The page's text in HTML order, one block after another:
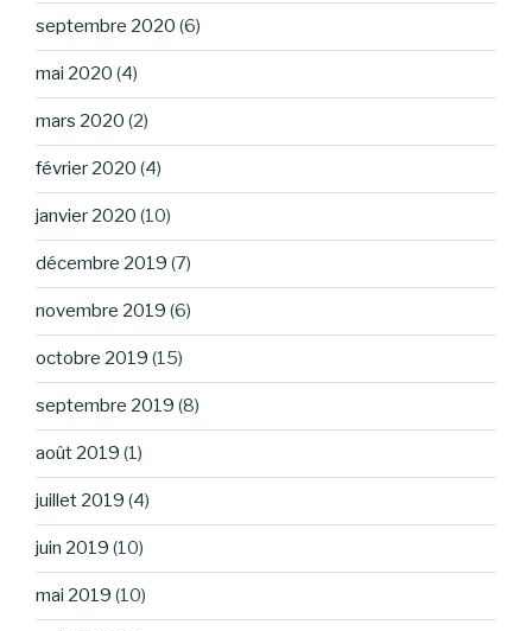
septembre 2020 (6)
mai 2020 (4)
mars 2020 (2)
février 2020 (4)
janvier 2020 (10)
décembre 2019 (7)
novembre 2019 (6)
octobre 2019 (15)
septembre 2019 (8)
août 2019 (1)
juillet 2019 (4)
juin 2019 (10)
mai 2019 (10)